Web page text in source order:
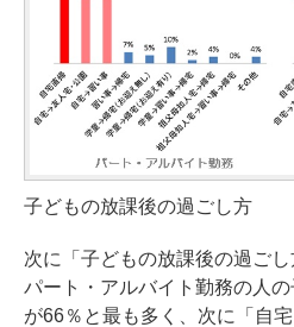
子どもの放課後の過ごし方
次に「子どもの放課後の過ごし
パート・アルバイト勤務の人の
が66％と最も多く、次に「自